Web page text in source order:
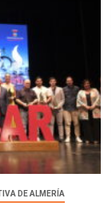
DE ALMERÍA